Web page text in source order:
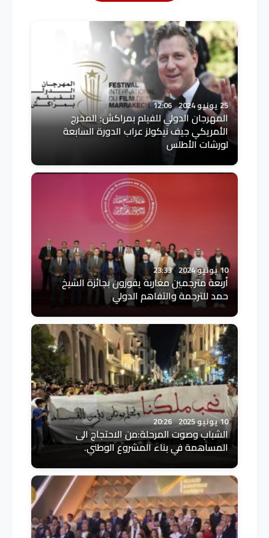
25 يونيو 2024 12:06
المهرجان الدولي للفيلم بمراكش: المخرج
الأمريكي جيف نيكولز عراب الدورة السابعة
لورشات الأطلس
10 يونيو 2024 23:33
أربعة مترجمين مغاربة يفوزون بجائزة الشيخ
حمد للترجمة والتفاهم الدولي
10 يونيو 2025 20:26
الشباب وصوت المرحلة:من الاحتجاج الى
المساهمة في بناء المشروع الوطني.